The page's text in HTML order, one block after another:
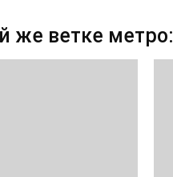
же ветке метро: